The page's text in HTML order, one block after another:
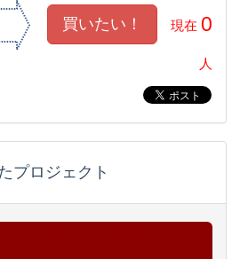
現在 0
人
プロジェクト